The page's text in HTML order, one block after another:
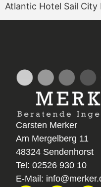
Atlantic Hotel Sail City
Carsten Merker
Am Mergelberg 11
48324 Sendenhorst
Tel:02526 930 10
E-Mail: